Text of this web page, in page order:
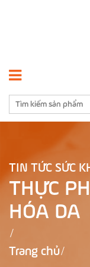
TIN TỨC SỨC
THỰC
HÓA DA
Trang chủ